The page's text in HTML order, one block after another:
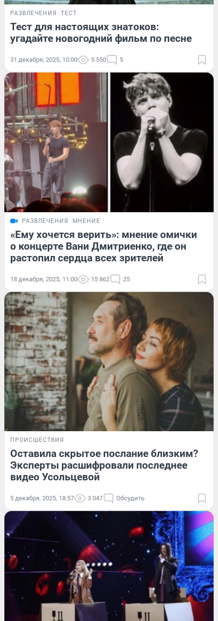
РАЗВЛЕЧЕНИЯ ТЕСТ
Тест для настоящих знатоков:
угадайте новогодний фильм по песне
31 декабря, 2025, 10:00 5 550 5
РАЗВЛЕЧЕНИЯ МНЕНИЕ
«Ему хочется верить»: мнение омички
о концерте Вани Дмитриенко, где он
растопил сердца всех зрителей
18 декабря, 2025, 11:00 15 862 25
ПРОИСШЕСТВИЯ
Оставила скрытое послание близким?
Эксперты расшифровали последнее
видео Усольцевой
5 декабря, 2025, 18:57 3 047 Обсудить